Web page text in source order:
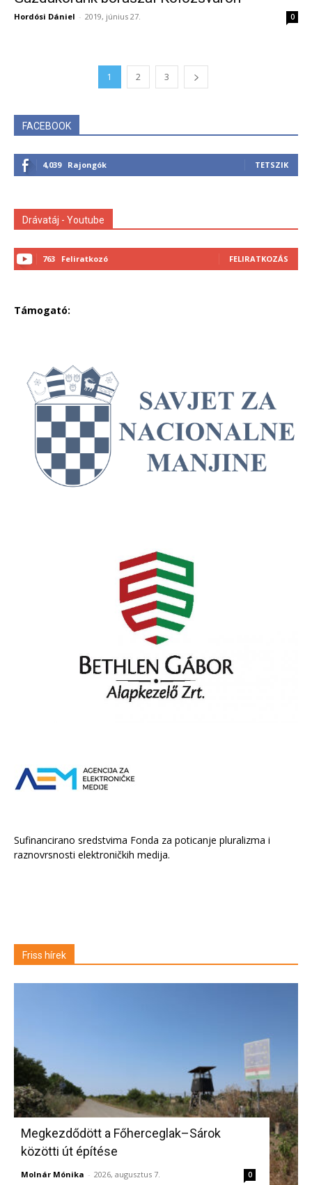
Hordósi Dániel - 2019, június 27. 0
1 2 3
FACEBOOK
4,039 Rajongók TETSZIK
Drávatáj - Youtube
763 Feliratkozó FELIRATKOZÁS
Támogató:
Sufinancirano sredstvima Fonda za poticanje pluralizma i
raznovrsnosti elektroničkih medija.
Friss hírek
Megkezdődött a Főherceglak–Sárok
közötti út építése
Molnár Mónika - 2026, augusztus 7. 0